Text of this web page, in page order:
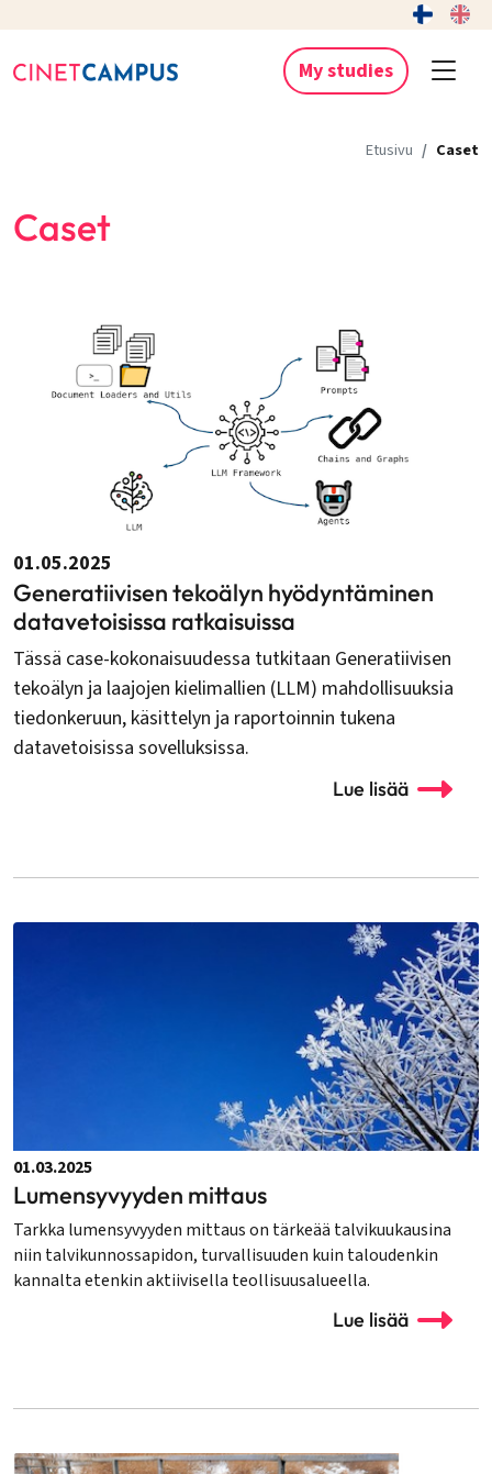
My studies
Etusivu Caset
Caset
01.05.2025
Generatiivisen tekoälyn hyödyntäminen
datavetoisissa ratkaisuissa
Tässä case-kokonaisuudessa tutkitaan Generatiivisen
tekoälyn ja laajojen kielimallien (LLM) mahdollisuuksia
tiedonkeruun, käsittelyn ja raportoinnin tukena
datavetoisissa sovelluksissa.
Lue lisää
01.03.2025
Lumensyvyyden mittaus
Tarkka lumensyvyyden mittaus on tärkeää talvikuukausina
niin talvikunnossapidon, turvallisuuden kuin taloudenkin
kannalta etenkin aktiivisella teollisuusalueella.
Lue lisää